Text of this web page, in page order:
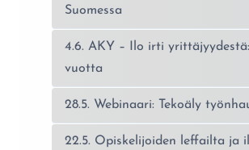
Suomessa
4.6. AKY – Ilo irti
vuotta
28.5. Webinaari: Tekoäly
22.5. Opiskelijoiden leffailta ja